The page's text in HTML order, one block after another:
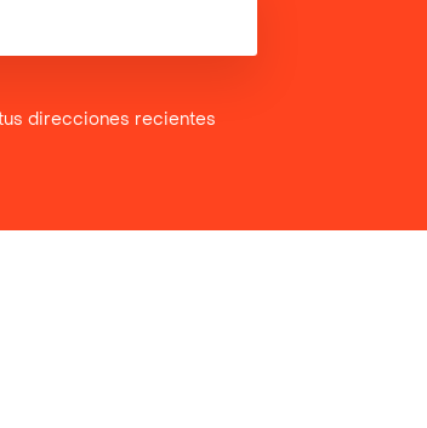
direcciones recientes